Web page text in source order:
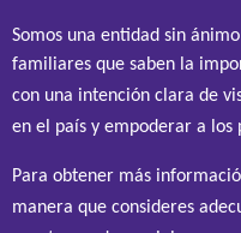
Somos una entidad sin
familiares que saben la
con una intención clara de
en el país y empoderar a los
Para obtener más
manera que consideres